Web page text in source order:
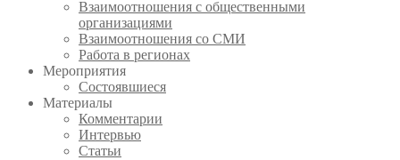
Взаимоотношения с общественными
организациями
Взаимоотношения со СМИ
Работа в регионах
Мероприятия
Состоявшиеся
Материалы
Комментарии
Интервью
Статьи